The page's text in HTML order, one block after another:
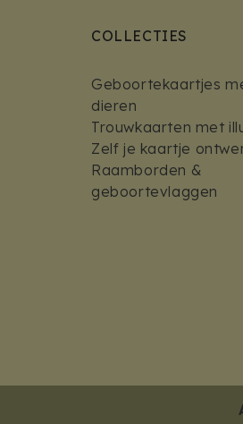
COLLECTIES
Geboortekaartjes
dieren
Trouwkaarten met
Zelf je kaartje
Raamborden &
geboortevlaggen